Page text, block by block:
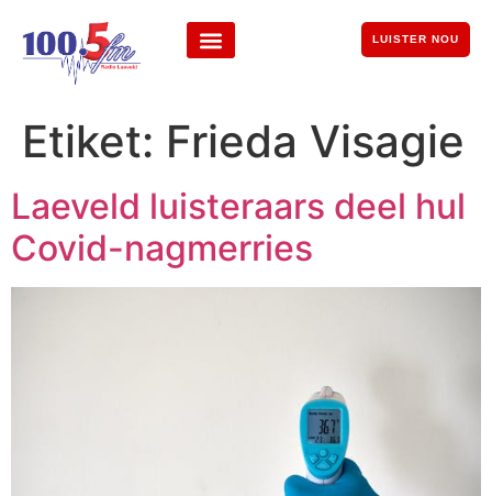
LUISTER NOU
Etiket: Frieda Visagie
Laeveld luisteraars deel hul
Covid-nagmerries